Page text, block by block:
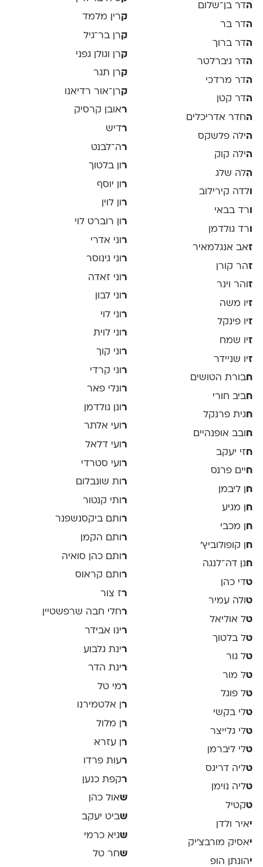
הדר בן־שלום
הדר בר
הדר ברוך
הדר גיברלטר
הדר מרדכי
הדר קטן
החדר אדריכלים
הילה פלשקס
הילה קוק
הִלה שלג
ולדה קירילוב
רד בבאי
ורד גולדמן
זאב אנגלמאיר
זהר קורן
זוהר וינר
זיו משה
זיו פינקל
זיו שמח
זיו שניידר
חבורת הטושים
חביב חורי
חגית פרנקל
ח ובב אופנהיים
חזי יעקב
חיים פרנס
ח
ן ליבמן
ח ן מגיע
ח
ן מכבי
ח
ן קופולוביץ'
חנן דה־לנגה
טדי כהן
טולה עמיר
טל אוליאל
טל בלטוך
טל גור
טל מור
טל פוגל
טלי בקשי
טלי גלייצר
טלי ליברמן
טליה דריגס
טליה נוימן
טקטיל
יאיר ולדן
יאסיק מורבצ'יק
יהונתן הופ
קרין מלמד
קרן בר־גיל
קרן וגולן גפני
קרן תגר
קרן־אור רדיאנו
ראובן קרסיק
רדיש
רה־לבנט
ר ון בלטוך
ר ון יוסף
רון לוין
ר ון רוברט לוי
רוני אדרי
ר וני גינוסר
ר וני זאדה
רוני לבון
ר וני לוי
רוני לוית
ר וני קוך
ר וני קרדי
רונלי פאר
ר ונן גולדמן
רועי אלתר
ר ועי דלאל
ר ועי סטרדי
רות שונבלום
ר ותי קנטור
רותם ביקסנשפנר
ר ותם הקמן
ר ותם כהן סואיה
רותם קראוס
רז צור
רחלי חבה שרפשטיין
רינו אבידר
רינת גלבוע
רינת הדר
רמי טל
ר ן אלטמירנו
ר ן מלול
רן עזרא
רעות פרדו
רקפת כנען
שאול כהן
שביט יעקב
שגיא כרמי
שחר טל